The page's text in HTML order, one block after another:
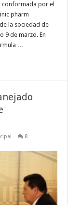
conformada por el
pharm
la sociedad de
9 de marzo. En
…
8